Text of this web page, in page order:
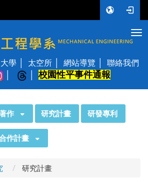
交通大學 機械工程學系
學 太空所 網站導覽
聯絡我們
校園性平事件通報
作 研究計畫 研發專利
作計畫
研究計畫